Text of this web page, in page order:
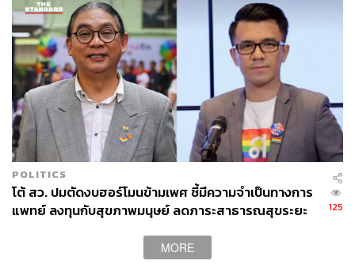
สาเหตุที่องค์การอนามัยโลกต้องออกมาเตือนบุคลากร
ทางการแพทย์ เช่น แพทย์ พยาบาล ก็เพราะว่าขั้นตอนการ
ดูแลรักษาผู้ป่วยในโรงพยาบาลบางขั้นตอนสามารถเปลี่ยน
Droplet ให้กลายเป็น Airborne ได้ โดยขั้นตอนนั้นเรียกว่า
‘Aerosol-generating procedure’ หรือหัตถการที่ทำให้เกิด
ละอองลอย (Aerosol) ซึ่งสามารถฟุ้งอยู่ในอากาศได้นาน
หัตถการที่ว่า ได้แก่
การพ่นยา เพราะผู้ป่วยมีภาวะปอดอักเสบ ทำให้ทางเดิน
หายใจตีบแคบได้ แพทย์มักจะสั่งพ่นยาขยายหลอดลม
เพื่อให้อากาศลงไปแลกเปลี่ยนที่ปอดได้
การใส่ท่อช่วยหายใจ เพราะผู้ป่วยอาการรุนแรงจะมี
ภาวะระบบทางเดินหายใจล้มเหลว ต้องใส่ท่อแล้วต่อกับ
POLITICS
โต้ สว. ปมตัดงบฮอร์โมนข้ามเพศ ชี้มีความจำเป็นทางการ
แพทย์ ลงทุนกับสุขภาพมนุษย์ ลดภาระสาธารณสุขระยะ
125
MORE